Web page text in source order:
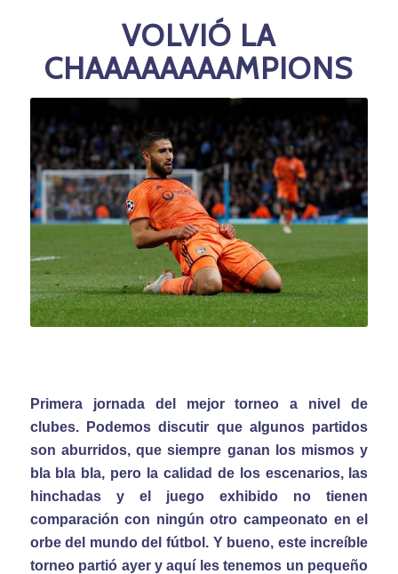
VOLVIÓ LA
CHAAAAAAAAMPIONS
Primera jornada del mejor torneo a nivel de
clubes. Podemos discutir que algunos partidos
son aburridos, que siempre ganan los mismos y
bla bla bla, pero la calidad de los escenarios, las
hinchadas y el juego exhibido no tienen
comparación con ningún otro campeonato en el
orbe del mundo del fútbol. Y bueno, este increíble
torneo partió ayer y aquí les tenemos un pequeño